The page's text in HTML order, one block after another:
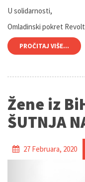
U solidarnosti,
Omladinski pokret Revolt
PROČITAJ VIŠE...
Žene iz
ŠUTNJA
27 Februara, 2020